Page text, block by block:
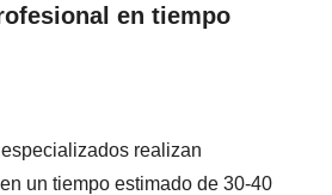
en tiempo
realizan
un tiempo estimado de 30-40